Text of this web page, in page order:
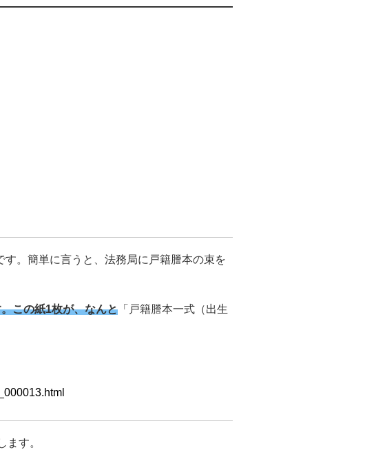
。簡単に言うと、法務局に戸籍謄本の束を
この紙1枚が、なんと 「戸籍謄本一式（出生
す。